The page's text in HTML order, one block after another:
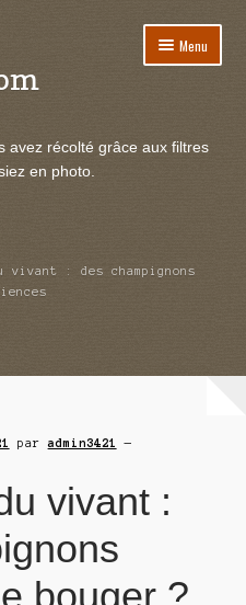
Menu
le
menu
Ouvrir
avez récolté grâce aux filtres
en photo.
vivant : des champignons
paradmin3421
—
vivant :
bouger ?